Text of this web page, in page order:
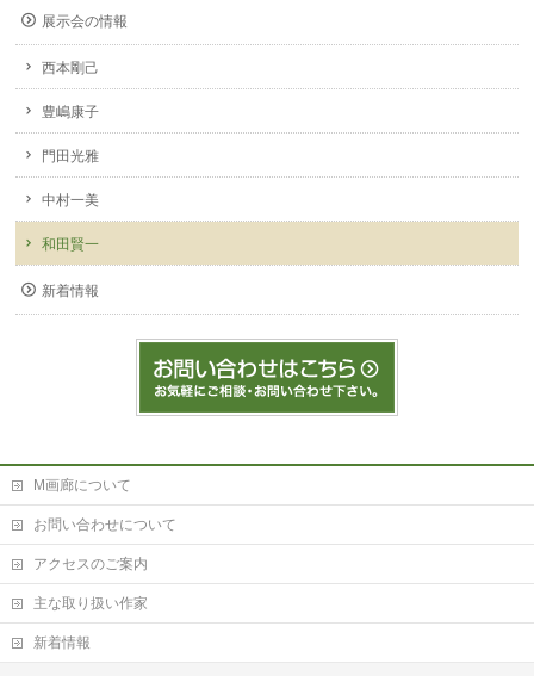
展示会の情報
西本剛己
豊嶋康子
門田光雅
中村一美
和田賢一
新着情報
M画廊について
お問い合わせについて
アクセスのご案内
主な取り扱い作家
新着情報